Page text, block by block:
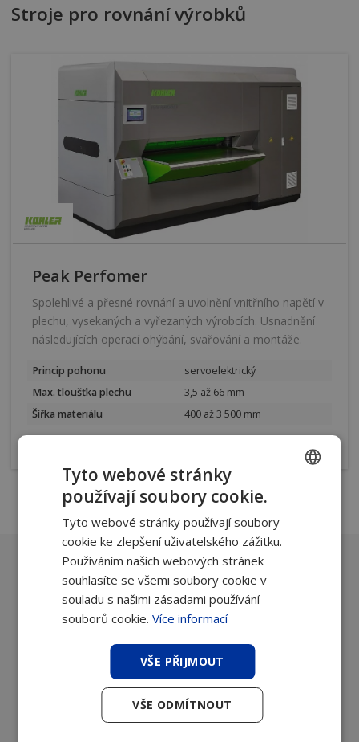
Stroje pro rovnání výrobků
Peak Perfomer
Spolehlivé a přesné rovnání a uvolnění vnitřního napětí v
plechu, vysekaných a vyřezaných výrobcích. Usnadnění
následujících operací ohýbání, svařování a montáže.
Princip pohonu
servoelektrický
Max. tloušťka plechu
3,5 až 66 mm
Šířka materiálu
400 až 3 500 mm
Máte otázky? Poradíme vám, jaké
zařízení nejlépe využijete. Napište
nám a obratem se ozveme zpět.
Jméno a příjmení
SLOVAK
Tyto webové stránky
používají soubory cookie.
Tyto webové stránky používají soubory
cookie ke zlepšení uživatelského zážitku.
Používáním našich webových stránek
souhlasíte se všemi soubory cookie v
souladu s našimi zásadami používání
souborů cookie. Více informací
VŠE PŘIJMOUT
VŠE ODMÍTNOUT